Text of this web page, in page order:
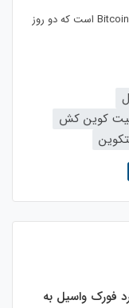
این خبر تکمیلی در مورد بسته شدن فروم Bitcoin.com است که دو روز
کوین کش
فورک واسیل به